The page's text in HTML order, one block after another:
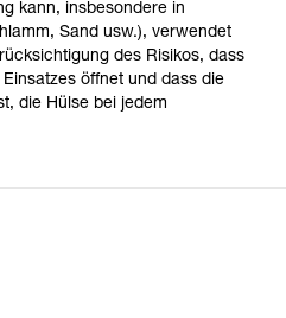
kann, insbesondere in
Sand usw.), verwendet
des Risikos, dass
öffnet und dass die
die Hülse bei jedem